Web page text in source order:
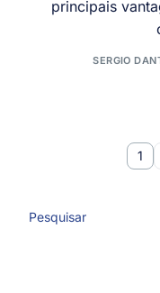
principais
SERGIO
1
Pesquisar